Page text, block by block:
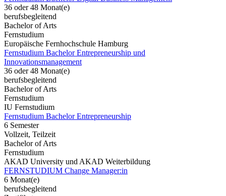
36 oder 48 Monat(e)
berufsbegleitend
Bachelor of Arts
Fernstudium
Europäische Fernhochschule Hamburg
Fernstudium Bachelor Entrepreneurship und
Innovationsmanagement
36 oder 48 Monat(e)
berufsbegleitend
Bachelor of Arts
Fernstudium
IU Fernstudium
Fernstudium Bachelor Entrepreneurship
6 Semester
Vollzeit, Teilzeit
Bachelor of Arts
Fernstudium
AKAD University und AKAD Weiterbildung
FERNSTUDIUM Change Manager:in
6 Monat(e)
berufsbegleitend